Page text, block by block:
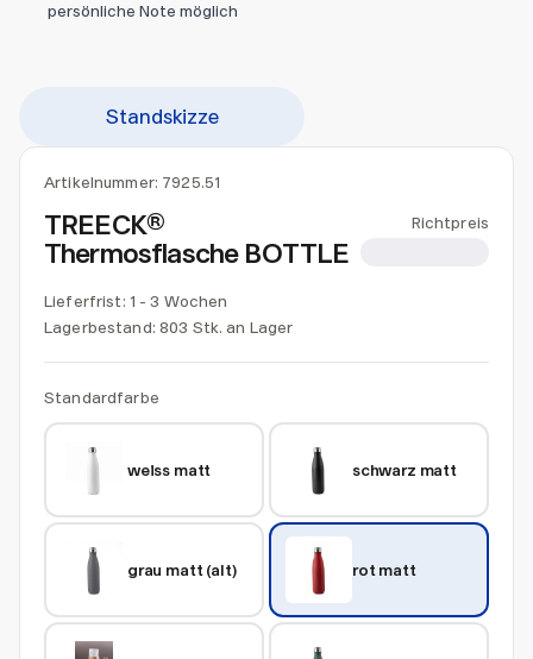
Artikelnummer: 7925.51
TREECK®
Thermosflasche BOTTLE
Richtpreis
Lieferfrist: 1 - 3 Wochen
Lagerbestand: 803 Stk. an Lager
Standardfarbe
weiss matt schwarz matt
grau matt (alt) rot matt
persönliche Note möglich
Standskizze